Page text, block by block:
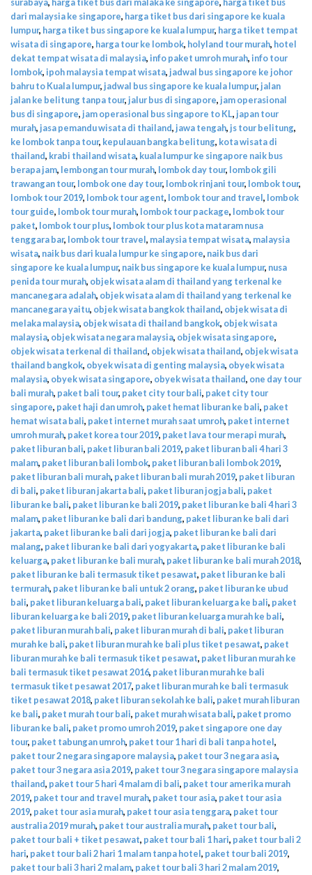
surabaya, harga tiket bus dari malaka ke singapore, harga tiket bus
dari malaysia ke singapore, harga tiket bus dari singapore ke kuala
lumpur, harga tiket bus singapore ke kuala lumpur, harga tiket tempat
wisata di singapore, harga tour ke lombok, holyland tour murah, hotel
dekat tempat wisata di malaysia, info paket umroh murah, info tour
lombok, ipoh malaysia tempat wisata, jadwal bus singapore ke johor
bahru to Kuala lumpur, jadwal bus singapore ke kuala lumpur, jalan
jalan ke belitung tanpa tour, jalur bus di singapore, jam operasional
bus di singapore, jam operasional bus singapore to KL, japan tour
murah, jasa pemandu wisata di thailand, jawa tengah, js tour belitung,
ke lombok tanpa tour, kepulauan bangka belitung, kota wisata di
thailand, krabi thailand wisata, kuala lumpur ke singapore naik bus
berapa jam, lembongan tour murah, lombok day tour, lombok gili
trawangan tour, lombok one day tour, lombok rinjani tour, lombok tour,
lombok tour 2019, lombok tour agent, lombok tour and travel, lombok
tour guide, lombok tour murah, lombok tour package, lombok tour
paket, lombok tour plus, lombok tour plus kota mataram nusa
tenggara bar, lombok tour travel, malaysia tempat wisata, malaysia
wisata, naik bus dari kuala lumpur ke singapore, naik bus dari
singapore ke kuala lumpur, naik bus singapore ke kuala lumpur, nusa
penida tour murah, objek wisata alam di thailand yang terkenal ke
mancanegara adalah, objek wisata alam di thailand yang terkenal ke
mancanegara yaitu, objek wisata bangkok thailand, objek wisata di
melaka malaysia, objek wisata di thailand bangkok, objek wisata
malaysia, objek wisata negara malaysia, objek wisata singapore,
objek wisata terkenal di thailand, objek wisata thailand, objek wisata
thailand bangkok, obyek wisata di genting malaysia, obyek wisata
malaysia, obyek wisata singapore, obyek wisata thailand, one day tour
bali murah, paket bali tour, paket city tour bali, paket city tour
singapore, paket haji dan umroh, paket hemat liburan ke bali, paket
hemat wisata bali, paket internet murah saat umroh, paket internet
umroh murah, paket korea tour 2019, paket lava tour merapi murah,
paket liburan bali, paket liburan bali 2019, paket liburan bali 4 hari 3
malam, paket liburan bali lombok, paket liburan bali lombok 2019,
paket liburan bali murah, paket liburan bali murah 2019, paket liburan
di bali, paket liburan jakarta bali, paket liburan jogja bali, paket
liburan ke bali, paket liburan ke bali 2019, paket liburan ke bali 4 hari 3
malam, paket liburan ke bali dari bandung, paket liburan ke bali dari
jakarta, paket liburan ke bali dari jogja, paket liburan ke bali dari
malang, paket liburan ke bali dari yogyakarta, paket liburan ke bali
keluarga, paket liburan ke bali murah, paket liburan ke bali murah 2018,
paket liburan ke bali termasuk tiket pesawat, paket liburan ke bali
termurah, paket liburan ke bali untuk 2 orang, paket liburan ke ubud
bali, paket liburan keluarga bali, paket liburan keluarga ke bali, paket
liburan keluarga ke bali 2019, paket liburan keluarga murah ke bali,
paket liburan murah bali, paket liburan murah di bali, paket liburan
murah ke bali, paket liburan murah ke bali plus tiket pesawat, paket
liburan murah ke bali termasuk tiket pesawat, paket liburan murah ke
bali termasuk tiket pesawat 2016, paket liburan murah ke bali
termasuk tiket pesawat 2017, paket liburan murah ke bali termasuk
tiket pesawat 2018, paket liburan sekolah ke bali, paket murah liburan
ke bali, paket murah tour bali, paket murah wisata bali, paket promo
liburan ke bali, paket promo umroh 2019, paket singapore one day
tour, paket tabungan umroh, paket tour 1 hari di bali tanpa hotel,
paket tour 2 negara singapore malaysia, paket tour 3 negara asia,
paket tour 3 negara asia 2019, paket tour 3 negara singapore malaysia
thailand, paket tour 5 hari 4 malam di bali, paket tour amerika murah
2019, paket tour and travel murah, paket tour asia, paket tour asia
2019, paket tour asia murah, paket tour asia tenggara, paket tour
australia 2019 murah, paket tour australia murah, paket tour bali,
paket tour bali + tiket pesawat, paket tour bali 1 hari, paket tour bali 2
hari, paket tour bali 2 hari 1 malam tanpa hotel, paket tour bali 2019,
paket tour bali 3 hari 2 malam, paket tour bali 3 hari 2 malam 2019,